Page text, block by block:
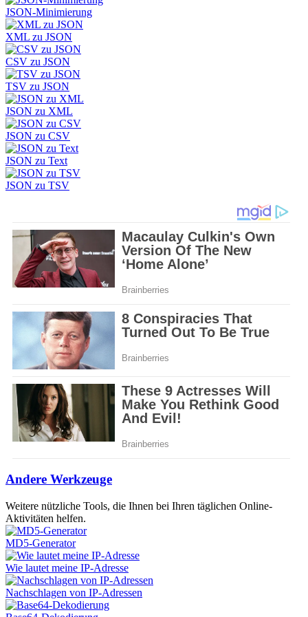
JSON-Minimierung
XML zu JSON
CSV zu JSON
TSV zu JSON
JSON zu XML
JSON zu CSV
JSON zu Text
JSON zu TSV
Andere Werkzeuge
Weitere nützliche Tools, die Ihnen bei Ihren täglichen Online-
Aktivitäten helfen.
MD5-Generator
Wie lautet meine IP-Adresse
Nachschlagen von IP-Adressen